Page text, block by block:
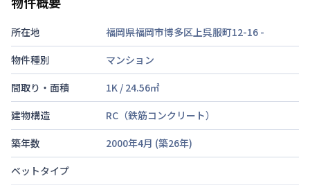
所在地 福岡県福岡市博多区上呉服町12-16 -
物件種別
マンション
間取り・面積
1K / 24.56㎡
建物構造
RC（鉄筋コンクリート）
築年数
2000年4月 (築26年)
ベットタイプ